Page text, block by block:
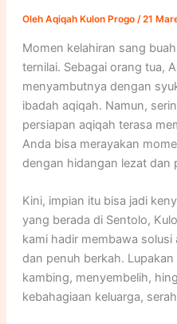
Oleh Aqiqah Kulon Progo /21
Momen kelahiran sang
ternilai. Sebagai orang tua,
menyambutnya dengan
ibadah aqiqah. Namun,
persiapan aqiqah terasa
Anda bisa merayakan
dengan hidangan lezat dan
Kini, impian itu bisa jadi
yang berada di Sentolo,
kami hadir membawa
dan penuh berkah.
kambing, menyembelih,
kebahagiaan keluarga,